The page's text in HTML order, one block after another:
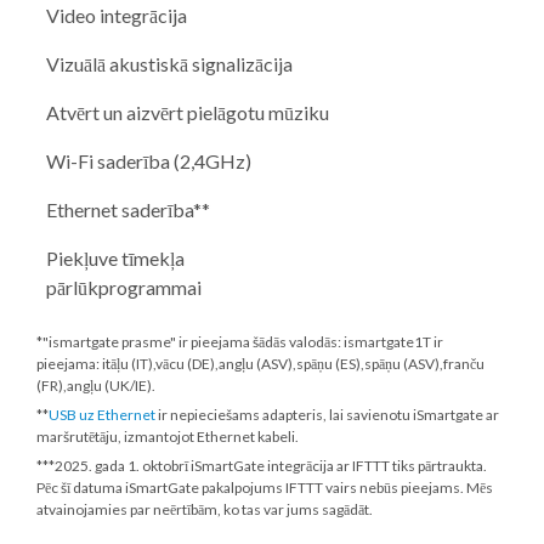
Video integrācija
Vizuālā akustiskā signalizācija
Atvērt un aizvērt pielāgotu mūziku
Wi-Fi saderība (2,4GHz)
Ethernet saderība**
Piekļuve tīmekļa
pārlūkprogrammai
*"ismartgate prasme" ir pieejama šādās valodās: ismartgate1T ir
pieejama: itāļu (IT),vācu (DE),angļu (ASV),spāņu (ES),spāņu (ASV),franču
(FR),angļu (UK/IE).
**USB uz Ethernetir nepieciešams adapteris, lai savienotu iSmartgate ar
maršrutētāju, izmantojot Ethernet kabeli.
***2025. gada 1. oktobrīiSmartGate integrācija ar IFTTT tiks pārtraukta.
Pēc šī datuma iSmartGate pakalpojums IFTTT vairs nebūs pieejams. Mēs
atvainojamies par neērtībām, ko tas var jums sagādāt.